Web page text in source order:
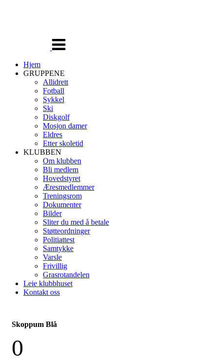
navigasjon
Hjem
GRUPPENE
Allidrett
Fotball
Sykkel
Ski
Diskgolf
Mosjon damer
Eldres
Etter skoletid
KLUBBEN
Om klubben
Bli medlem
Hovedstyret
Æresmedlemmer
Treningsrom
Dokumenter
Bilder
Sliter du med å betale
Støtteordninger
Politiattest
Samtykke
Varsle
Frivillig
Grasrotandelen
Leie klubbhuset
Kontakt oss
Skoppum Blå
0